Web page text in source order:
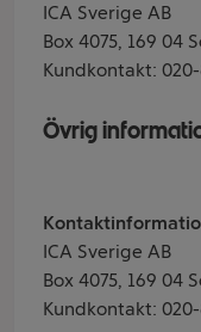
ICA Sverige AB
Box 4075, 169 04
Kundkontakt:
Övrig
ICA Sverige AB
Box 4075, 169 04
Kundkontakt: 020-